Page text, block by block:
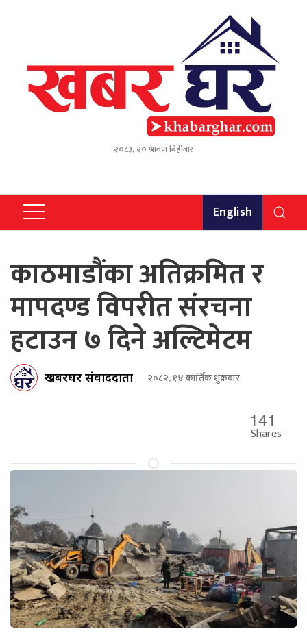
२०८३, २० श्रावण बिहीबार
English
काठमाडौंका अतिक्रमित र
मापदण्ड विपरीत संरचना
हटाउन ७ दिने अल्टिमेटम
खबरघर संवाददाता २०८२, १४ कार्तिक शुक्रबार
141
Shares